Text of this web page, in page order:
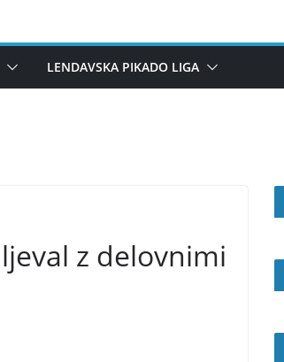
LENDAVSKA PIKADO LIGA
z delovnimi